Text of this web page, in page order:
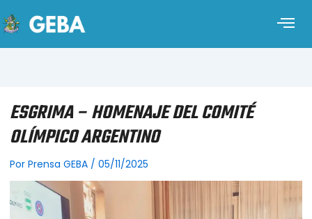
ESGRIMA – HOMENAJE DEL COMITÉ
OLÍMPICO ARGENTINO
Por Prensa GEBA / 05/11/2025